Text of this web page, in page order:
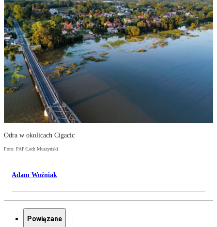
Odra w okolicach Cigacic
Foto: PAP/Lech Muszyński
Adam Woźniak
Powiązane